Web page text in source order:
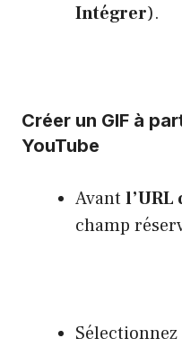
Intégrer).
Créer un GIF à
YouTube
Avant l’URL
champ
Sélectionnez